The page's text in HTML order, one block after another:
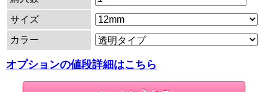
サイズ
カラー
オプションの値段詳細はこちら